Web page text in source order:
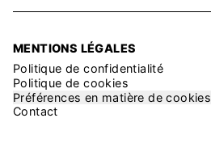
MENTIONS LÉGALES
Politique de confidentialité
Politique de cookies
Préférences en matière de cookies
Contact